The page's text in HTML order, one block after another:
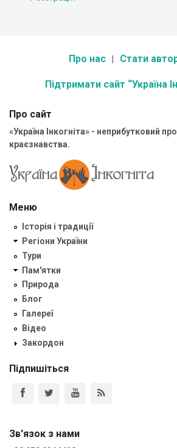
Про нас Стати
Підтримати сайт “Україна
Про сайт
«Україна Інкогніта» - неприбутковий
краєзнавства.
Меню
Історія і традиції
Регіони України
Тури
Пам'ятки
Природа
Блог
Галереї
Відео
Закордон
Підпишіться
Зв'язок з нами